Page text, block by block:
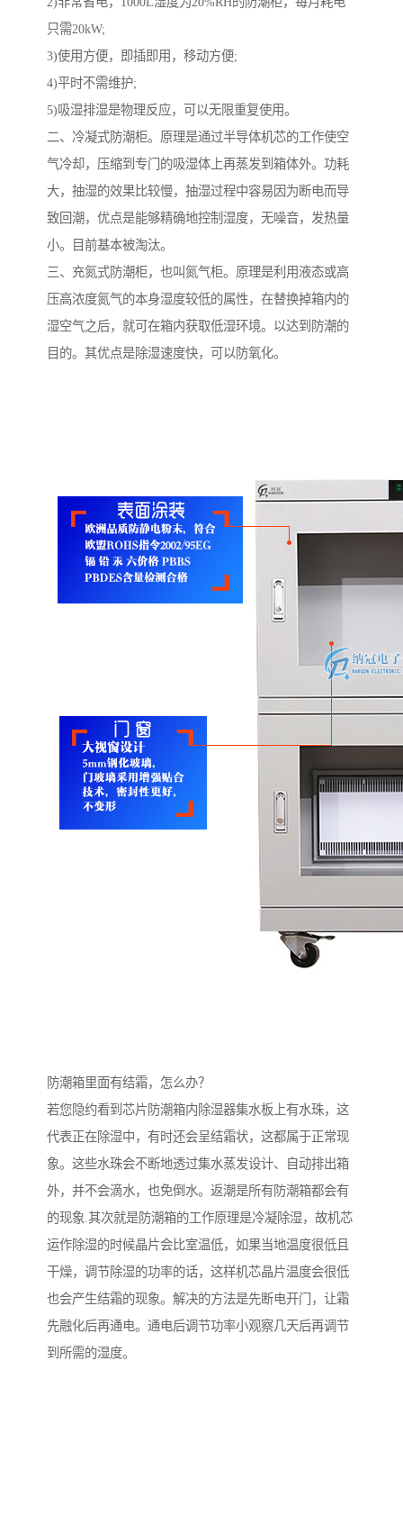
只需20kW;
3)使用方便，即插即用，移动方便;
4)平时不需维护;
5)吸湿排湿是物理反应，可以无限重复使用。
二、冷凝式防潮柜。原理是通过半导体机芯的工作使空
气冷却，压缩到专门的吸湿体上再蒸发到箱体外。功耗
大，抽湿的效果比较慢，抽湿过程中容易因为断电而导
致回潮，优点是能够精确地控制湿度，无噪音，发热量
小。目前基本被淘汰。
三、充氮式防潮柜，也叫氮气柜。原理是利用液态或高
压高浓度氮气的本身湿度较低的属性，在替换掉箱内的
湿空气之后，就可在箱内获取低湿环境。以达到防潮的
目的。其优点是除湿速度快，可以防氧化。
防潮箱里面有结霜，怎么办？
若您隐约看到芯片防潮箱内除湿器集水板上有水珠，这
代表正在除湿中，有时还会呈结霜状，这都属于正常现
象。这些水珠会不断地透过集水蒸发设计、自动排出箱
外，并不会滴水，也免倒水。返潮是所有防潮箱都会有
的现象.其次就是防潮箱的工作原理是冷凝除湿，故机芯
运作除湿的时候晶片会比室温低，如果当地温度很低且
干燥，调节除湿的功率的话，这样机芯晶片温度会很低
也会产生结霜的现象。解决的方法是先断电开门，让霜
先融化后再通电。通电后调节功率小观察几天后再调节
到所需的湿度。